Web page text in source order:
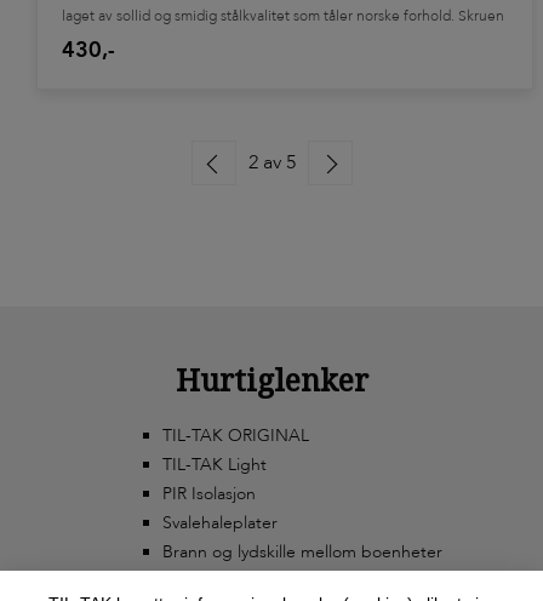
laget av sollid og smidig stålkvalitet som tåler norske forhold. Skruen
er laget av karbonstål belagt med med sink og epoc. Belegget er C4
430,-
2 av 5
Hurtiglenker
TIL-TAK ORIGINAL
TIL-TAK Light
PIR Isolasjon
Svalehaleplater
Brann og lydskille mellom boenheter